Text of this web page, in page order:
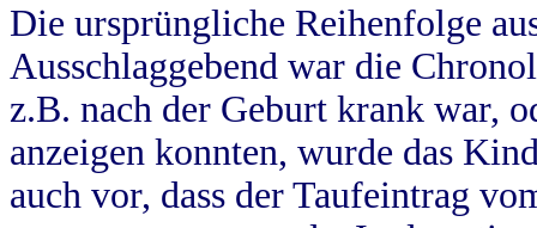
Die ursprüngliche Reihenfolge
Ausschlaggebend war die
z.B. nach der Geburt krank war,
anzeigen konnten, wurde das
auch vor, dass der Taufeintrag